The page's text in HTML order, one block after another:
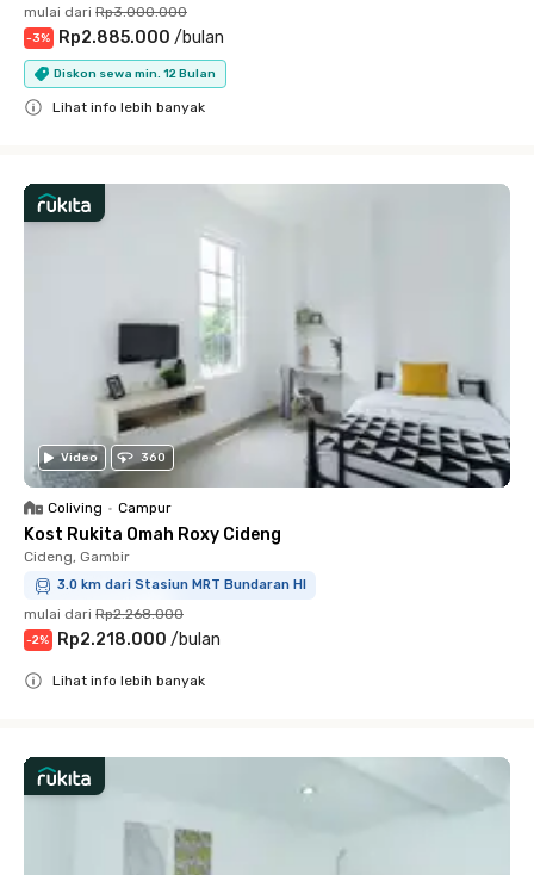
mulai dari Rp3.000.000
-3% Rp2.885.000 /bulan
Diskon sewa min. 12 Bulan
Lihat info lebih banyak
Video 360
Coliving • Campur
Kost Rukita Omah Roxy Cideng
Cideng, Gambir
3.0 km dari Stasiun MRT Bundaran HI
mulai dari Rp2.268.000
-2% Rp2.218.000 /bulan
Lihat info lebih banyak